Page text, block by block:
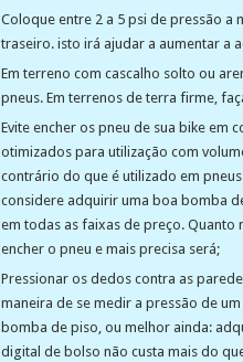
Coloque entre 2 a 5 psi de pressão a
traseiro. isto irá ajudar a aumentar a
Em terreno com cascalho solto ou
pneus. Em terrenos de terra firme,
Evite encher os pneu de sua bike em
otimizados para utilização com
contrário do que é utilizado em
considere adquirir uma boa bomba
em todas as faixas de preço.
encher o pneu e mais precisa será;
Pressionar os dedos contra as
maneira de se medir a pressão de
bomba de piso, ou melhor ainda:
digital de bolso não custa mais do